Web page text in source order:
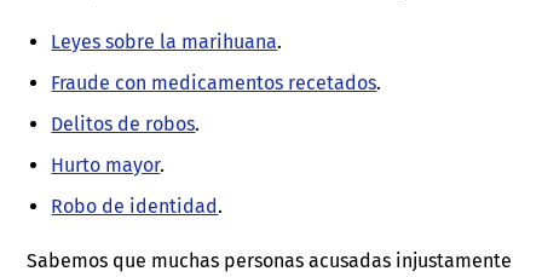
Leyes sobre la marihuana.
Fraude con medicamentos recetados.
Delitos de robos.
Hurto mayor.
Robo de identidad.
Sabemos que muchas personas acusadas injustamente